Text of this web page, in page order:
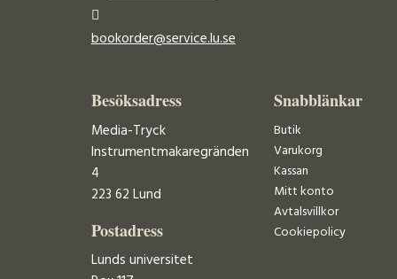
bookorder@service.lu.se
Besöksadress
Media-Tryck
Instrumentmakaregränden
4
223 62 Lund
Postadress
Lunds universitet
Snabblänkar
Butik
Varukorg
Kassan
Mitt konto
Avtalsvillkor
Cookiepolicy